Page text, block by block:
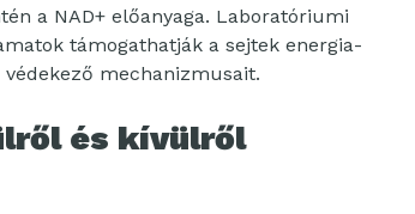
a NAD+ előanyaga. Laboratóriumi
támogathatják a sejtek energia-
mechanizmusait.
és kívülről